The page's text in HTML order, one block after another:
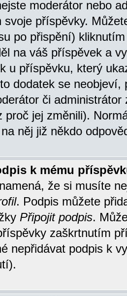
moderátor nebo
svoje příspěvky.
po přispění)
na váš příspěvek a
u příspěvku, který
dodatek se
či
proč jej změnili).
něj již někdo
k mému
že si musíte
. Podpis můžete
Připojit podpis.
zaškrtnutím
nepřidávat podpis k